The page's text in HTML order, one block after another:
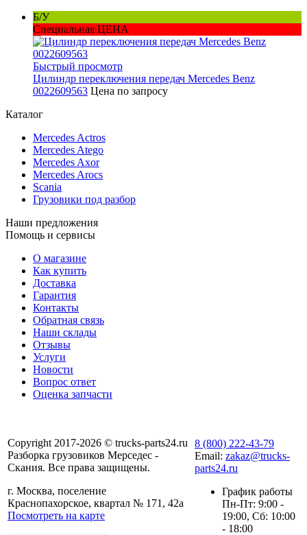
Б/У
Специальная ЦЕНА
Быстрый просмотр
Цилиндр переключения передач Mercedes Benz
0022609563 Цена по запросу
Каталог
Mercedes Actros
Mercedes Atego
Mercedes Axor
Mercedes Arocs
Scania
Грузовики под разбор
Наши предложения
Помощь и сервисы
О магазине
Как купить
Доставка
Гарантия
Контакты
Обратная связь
Наши склады
Отзывы
Услуги
Новости
Вопрос ответ
Оценка запчасти
Copyright 2017-2026 © trucks-parts24.ru
Разборка грузовиков Мерседес -
Скания. Все права защищены.
г. Москва, поселение
Краснопахорское, квартал № 171, 42а
Посмотреть на карте
8 (800) 222-43-79
Email: zakaz@trucks-
parts24.ru
График работы
Пн-Пт: 9:00 -
19:00, Сб: 10:00
- 18:00